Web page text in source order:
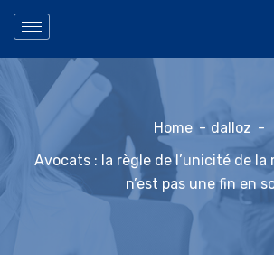
Home
dalloz
Avocats : la règle de l’unicité de
n’est pas une fin en